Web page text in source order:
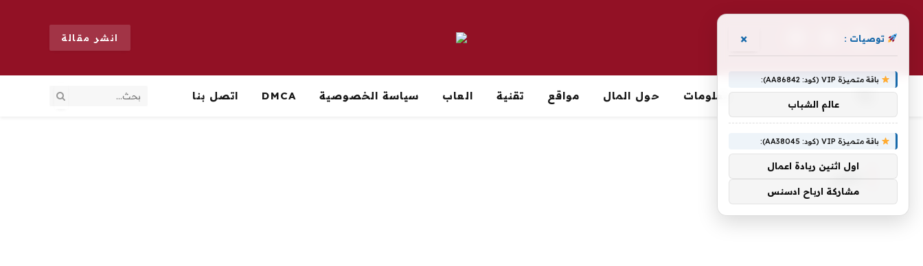
فيسبوك
(Twitter)
انشر مقالة
معلومات حول المال مواقع تقنية العاب سياسة الخصوصية DMCA اتصل بنا
تطور
توصيات : ×
باقة متميزة VIP (كود: AA86842):
عالم الشباب
باقة متميزة VIP (كود: AA38045):
اول اثنين ريادة اعمال
مشاركة ارباح ادسنس